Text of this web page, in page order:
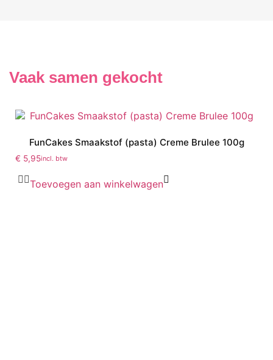
Vaak samen gekocht
FunCakes Smaakstof (pasta) Creme Brulee 100g
€ 5,95incl. btw
Toevoegen aan winkelwagen